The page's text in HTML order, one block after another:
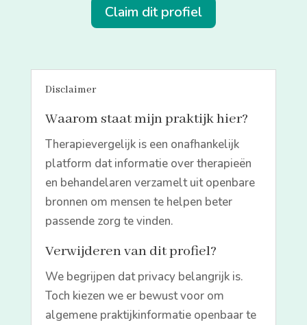
Claim dit profiel
Disclaimer
Waarom staat mijn praktijk hier?
Therapievergelijk is een onafhankelijk
platform dat informatie over therapieën
en behandelaren verzamelt uit openbare
bronnen om mensen te helpen beter
passende zorg te vinden.
Verwijderen van dit profiel?
We begrijpen dat privacy belangrijk is.
Toch kiezen we er bewust voor om
algemene praktijkinformatie openbaar te